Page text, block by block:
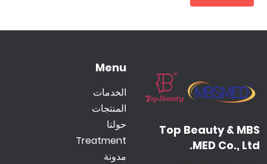
Top Beauty & MBS
MED Co., Ltd.
Menu
الخدمات
المنتجات
حولنا
Treatment
مدونة